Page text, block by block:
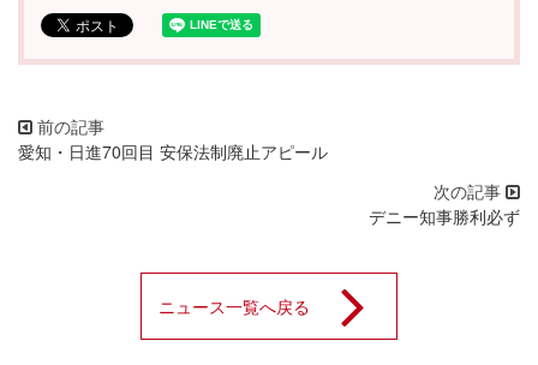
愛知・日進70回目 安保法制廃止アピール
デニー知事勝利必ず
ニュース一覧へ戻る